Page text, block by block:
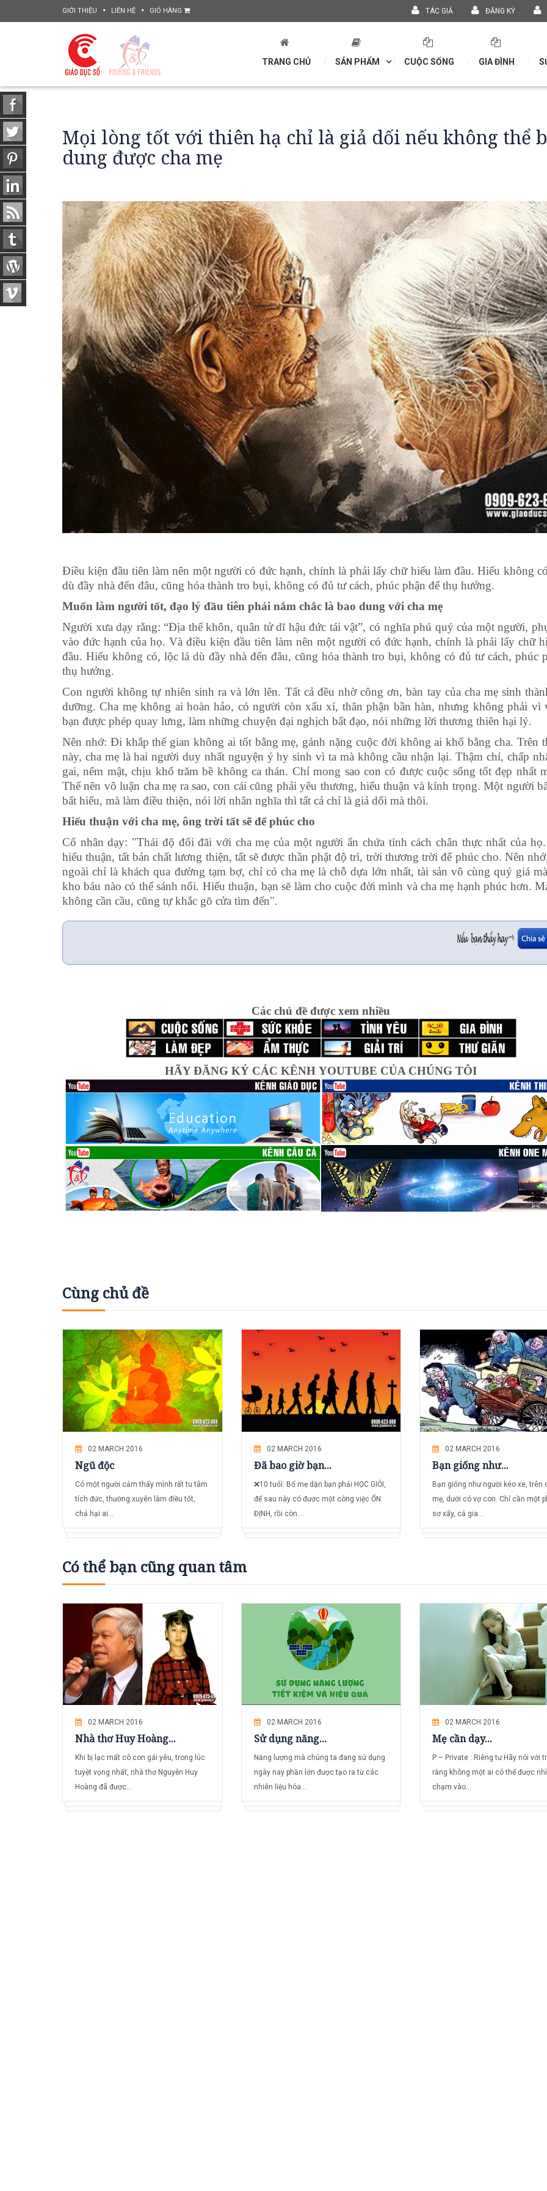
GIỚI THIỆU LIÊN HỆ GIỎ HÀNG TÁC GIẢ ĐĂNG KÝ
TRANG CHỦ SẢN PHẨM CUỘC SỐNG GIA ĐÌNH
Mọi lòng tốt với thiên hạ chỉ là giả dối nếu không thể
dung được cha mẹ
Điều kiện đầu tiên làm nên một người có đức hạnh, chính là phải lấy chữ hiếu làm đầu. Hiếu không
dù đầy nhà đến đâu, cũng hóa thành tro bụi, không có đủ tư cách, phúc phận để thụ hưởng.
Muốn làm người tốt, đạo lý đầu tiên phải nắm chắc là bao dung với cha mẹ
Người xưa dạy rằng: “Địa thế khôn, quân tử dĩ hậu đức tái vật”, có nghĩa phú quý của một người,
vào đức hạnh của họ. Và điều kiện đầu tiên làm nên một người có đức hạnh, chính là phải lấy chữ
đầu. Hiếu không có, lộc lá dù đầy nhà đến đâu, cũng hóa thành tro bụi, không có đủ tư cách, phúc
thụ hưởng.
Con người không tự nhiên sinh ra và lớn lên. Tất cả đều nhờ công ơn, bàn tay của cha mẹ sinh
dưỡng. Cha mẹ không ai hoàn hảo, có người còn xấu xí, thân phận bần hàn, nhưng không phải vì
bạn được phép quay lưng, làm những chuyện đại nghịch bất đạo, nói những lời thương thiên hại lý.
Nên nhớ: Đi khắp thế gian không ai tốt bằng mẹ, gánh nặng cuộc đời không ai khổ bằng cha. Trên
này, cha mẹ là hai người duy nhất nguyện ý hy sinh vì ta mà không cầu nhận lại. Thậm chí, chấp
gai, nếm mật, chịu khổ trăm bề không ca thán. Chỉ mong sao con có được cuộc sống tốt đẹp nhất
Thế nên vô luận cha mẹ ra sao, con cái cũng phải yêu thương, hiếu thuận và kính trọng. Một người
bất hiếu, mà làm điều thiện, nói lời nhân nghĩa thì tất cả chỉ là giả dối mà thôi.
Hiếu thuận với cha mẹ, ông trời tất sẽ để phúc cho
Cố nhân dạy: "Thái độ đối đãi với cha mẹ của một người ẩn chứa tính cách chân thực nhất của
hiếu thuận, tất bản chất lương thiện, tất sẽ được thần phật độ trì, trời thương trời để phúc cho. Nên
ngoài chỉ là khách qua đường tạm bợ, chỉ có cha mẹ là chỗ dựa lớn nhất, tài sản vô cùng quý giá
kho báu nào có thể sánh nổi. Hiếu thuận, bạn sẽ làm cho cuộc đời mình và cha mẹ hạnh phúc hơn.
không cần cầu, cũng tự khắc gõ cửa tìm đến".
Các chủ đề được xem nhiều
HÃY ĐĂNG KÝ CÁC KÊNH YOUTUBE CỦA CHÚNG TÔI
Cùng chủ đề
02 MARCH 2016
Ngũ độc
Có một người cảm thấy mình rất tu tâm
tích đức, thường xuyên làm điều tốt,
chả hại ai...
02 MARCH 2016
Đã bao giờ bạn...
❌10 tuổi: Bố mẹ dặn bạn phải HỌC GIỎI,
để sau này có được một công việc ỔN
ĐỊNH, rồi còn...
02 MARCH 2016
Bạn giống như...
Bạn giống như người kéo xe, trên
mẹ, dưới có vợ con. Chỉ cần một
sơ xẩy, cả gia...
Có thể bạn cũng quan tâm
02 MARCH 2016
Nhà thơ Huy Hoàng...
Khi bị lạc mất cô con gái yêu, trong lúc
tuyệt vọng nhất, nhà thơ Nguyễn Huy
Hoàng đã được...
02 MARCH 2016
Sử dụng năng...
Năng lượng mà chúng ta đang sử dụng
ngày nay phần lớn được tạo ra từ các
nhiên liệu hóa...
02 MARCH 2016
Mẹ cần dạy...
P – Private : Riêng tư Hãy nói với
rằng không một ai có thể được
chạm vào...